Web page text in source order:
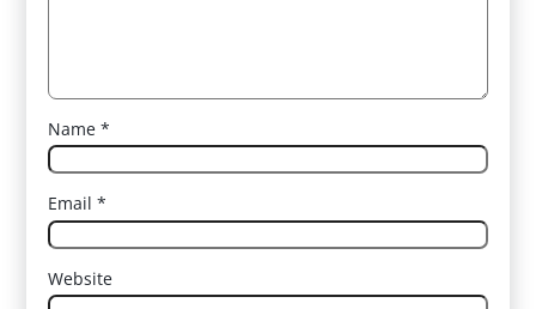
Name*
Email*
Website